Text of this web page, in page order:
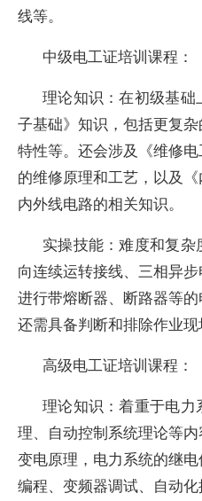
线等。
中级电工证培训课程：
理论知识：在初级基
子基础》知识，包括更复
特性等。还会涉及《维修
的维修原理和工艺，以及
内外线电路的相关知识。
实操技能：难度和复
向连续运转接线、三相异
进行带熔断器、断路器等
还需具备判断和排除作业现
高级电工证培训课程：
理论知识：着重于电
理、自动控制系统理论等内
变电原理，电力系统的继
编程、变频器调试、自动